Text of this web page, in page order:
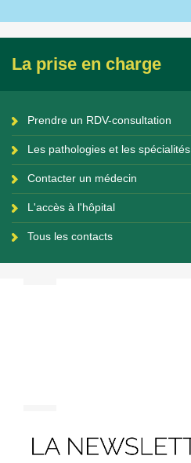
La prise en charge
Prendre un RDV-consultation
Les pathologies et les spécialités
Contacter un médecin
L'accès à l'hôpital
Tous les contacts